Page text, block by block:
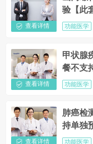
查看详情
验【此
预约】
功能医学
查看详情
甲状腺
餐不支
功能医学
查看详情
肺癌检
持单独
功能医学